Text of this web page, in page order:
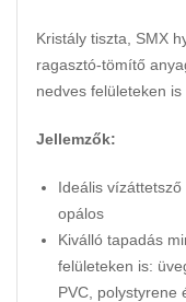
Kristály tiszta, SMX
ragasztó-tömítő
nedves felületeken is
Jellemzők:
Ideális
opálos
Kiválló tapadás
felületeken is:
PVC, polystyrene